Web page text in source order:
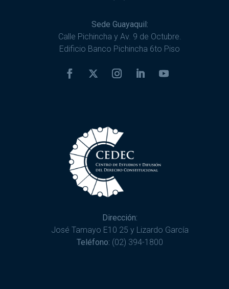
Sede Guayaquil:
Calle Pichincha y Av. 9 de Octubre.
Edificio Banco Pichincha 6to Piso
Dirección:
José Tamayo E10 25 y Lizardo García
Teléfono: (02) 394-1800